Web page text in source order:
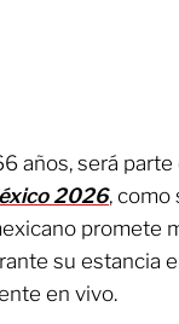
años, será parte
2026, como
promete
su estancia
en vivo.